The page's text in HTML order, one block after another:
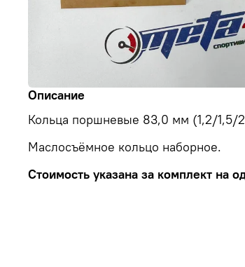
Описание
Кольца поршневые 83,0 мм (1,2/1,5/
Маслосъёмное кольцо наборное.
Стоимость указана за комплект на